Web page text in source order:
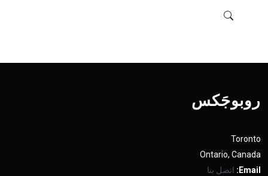
روبوجَکس
Toronto
Ontario, Canada
Email: اتصل بنا